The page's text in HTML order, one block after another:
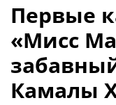
Первые
«Мисс
Камалы